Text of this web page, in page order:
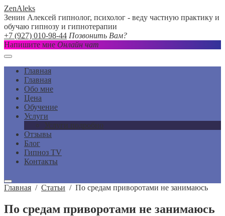
ZenAleks
Зенин Алексей гипнолог, психолог - веду частную практику и
обучаю гипнозу и гипнотерапии
+7 (927) 010-98-44 Позвонить Вам?
Напишите мне Онлайн чат
Главная
Главная
Обо мне
Цена
Обучение
Услуги
Услуги подробно
Отзывы
Блог
Гипноз TV
Контакты
Главная / Статьи / По средам приворотами не занимаюсь
По средам приворотами не занимаюсь